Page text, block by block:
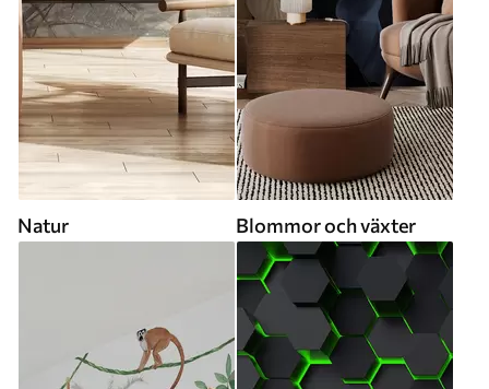
Natur Blommor och växter